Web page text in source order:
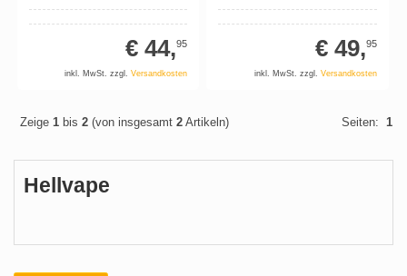
€ 44,95
inkl. MwSt. zzgl.Versandkosten
€ 49,95
inkl. MwSt. zzgl. Versandkosten
Zeige 1 bis 2 (von insgesamt 2 Artikeln) Seiten: 1
Hellvape